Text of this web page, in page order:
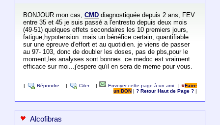
BONJOUR mon cas, CMDdiagnostiquée depuis 2 ans, FEV
entre 35 et 45 je suis passé a l'entresto depuis deux mois
(49-51) quelques effets secondaires les 10 premiers jours,
fatigue,hypotension..mais un bénéfice certain, quantifiable
sur une epreuve d'effort et au quotidien. je viens de passer
au 97- 103, donc de doubler les doses, pas de pbs,pour le
moment,les analyses sont bonnes..ce medoc est vraiment
efficace sur moi...j'espere qu'il en sera de meme pour vous.
Répondre Citer Envoyer cette page à un ami |
Faire
un DON
|? Retour Haut de Page ?
Alcofibras